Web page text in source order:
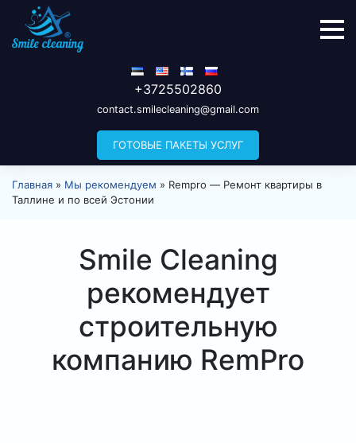
+3725502860
contact.smilecleaning@gmail.com
ГОТОВЫЕ ПАКЕТЫ УСЛУГ
Главная » Мы рекомендуем » Rempro — Ремонт квартиры в
Таллине и по всей Эстонии
Smile Cleaning
рекомендует
строительную
компанию RemPro